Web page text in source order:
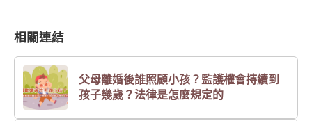
相關連結
父母離婚後誰照顧小孩？監護權會持續到
孩子幾歲？法律是怎麼規定的